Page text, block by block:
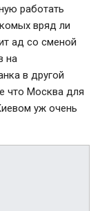
работать
вряд ли
ад со сменой
на
в другой
что Москва для
уж очень